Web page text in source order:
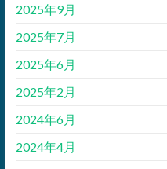
2025年9月
2025年7月
2025年6月
2025年2月
2024年6月
2024年4月